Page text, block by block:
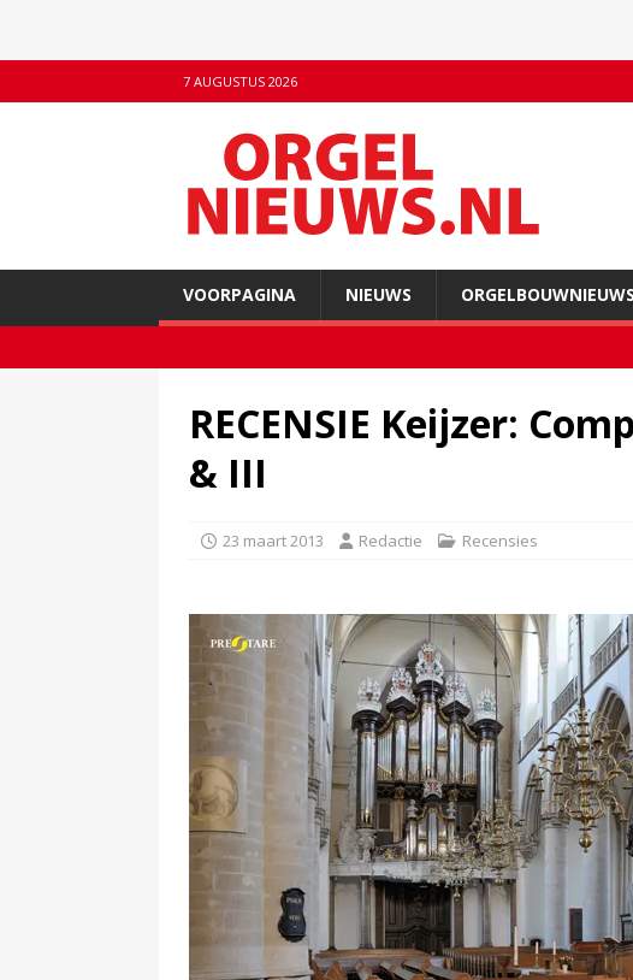
7 AUGUSTUS 2026
VOORPAGINA NIEUWS ORGELBOUWNIEUWS
RECENSIE Keijzer:
& III
23 maart 2013 Redactie Recensies